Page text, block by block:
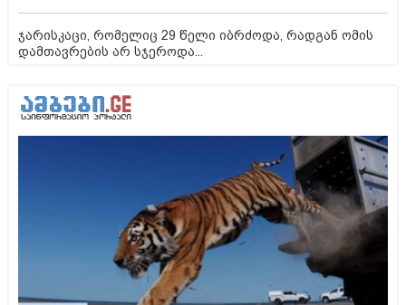
ჯარისკაცი, რომელიც 29 წელი იბრძოდა, რადგან ომის
დამთავრების არ სჯეროდა...